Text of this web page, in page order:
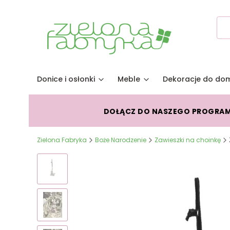
Donice i osłonki Meble Dekoracje do
DOŁĄCZ DO NASZEGO
Zielona Fabryka Boże Narodzenie Zawieszki na choinkę